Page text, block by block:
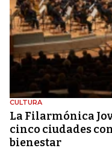
CULTURA
La Filarmónica
cinco ciudades
bienestar